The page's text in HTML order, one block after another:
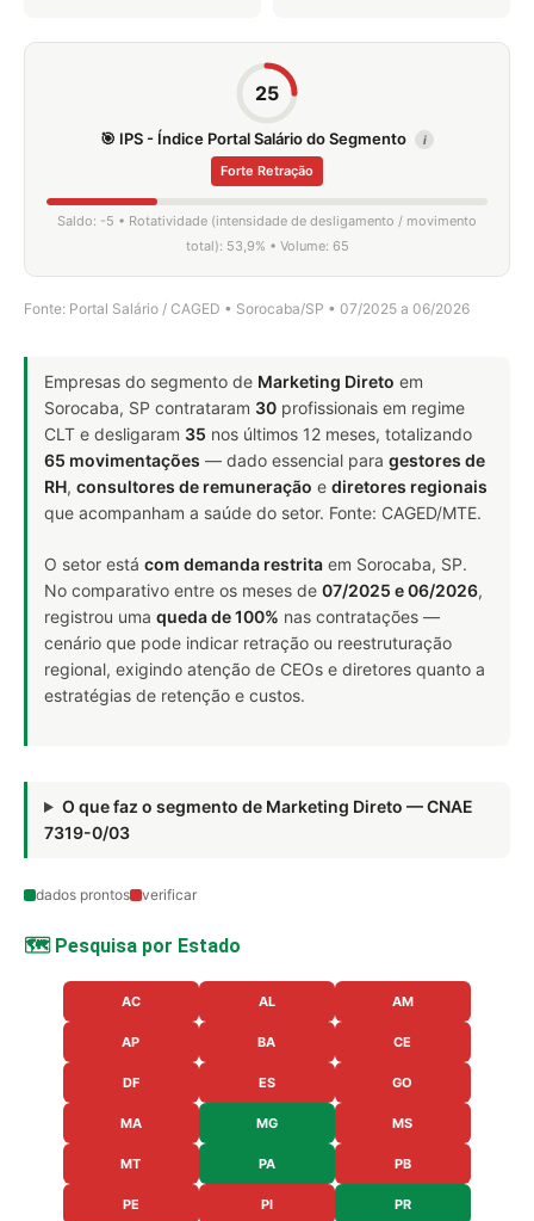
25
🎯 IPS - Índice Portal Salário do Segmento i
Forte Retração
Saldo: -5 • Rotatividade (intensidade de desligamento / movimento
total): 53,9% • Volume: 65
Fonte: Portal Salário / CAGED • Sorocaba/SP • 07/2025 a 06/2026
Empresas do segmento de Marketing Direto em
Sorocaba, SP contrataram 30 profissionais em regime
CLT e desligaram 35 nos últimos 12 meses, totalizando
65 movimentações — dado essencial para gestores de
RH, consultores de remuneração e diretores regionais
que acompanham a saúde do setor. Fonte: CAGED/MTE.
O setor está com demanda restrita em Sorocaba, SP.
No comparativo entre os meses de 07/2025 e 06/2026,
registrou uma queda de 100% nas contratações —
cenário que pode indicar retração ou reestruturação
regional, exigindo atenção de CEOs e diretores quanto a
estratégias de retenção e custos.
O que faz o segmento de Marketing Direto — CNAE
7319-0/03
dados prontos verificar
🗺️ Pesquisa por Estado
AC AL AM
AP BA CE
DF ES GO
MA MG MS
MT PA PB
PE PI PR